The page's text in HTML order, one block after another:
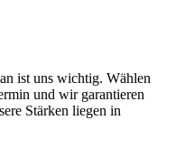
ist uns wichtig. Wählen
und wir garantieren
Stärken liegen in